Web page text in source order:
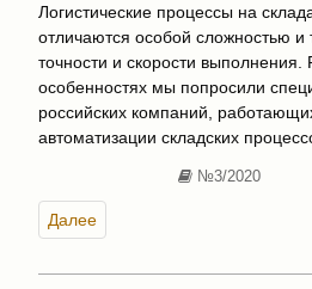
Логистические процессы на
отличаются особой сложностью и
точности и скорости выполнения.
особенностях мы попросили
российских компаний,
автоматизации складских
№3/2020
Далее